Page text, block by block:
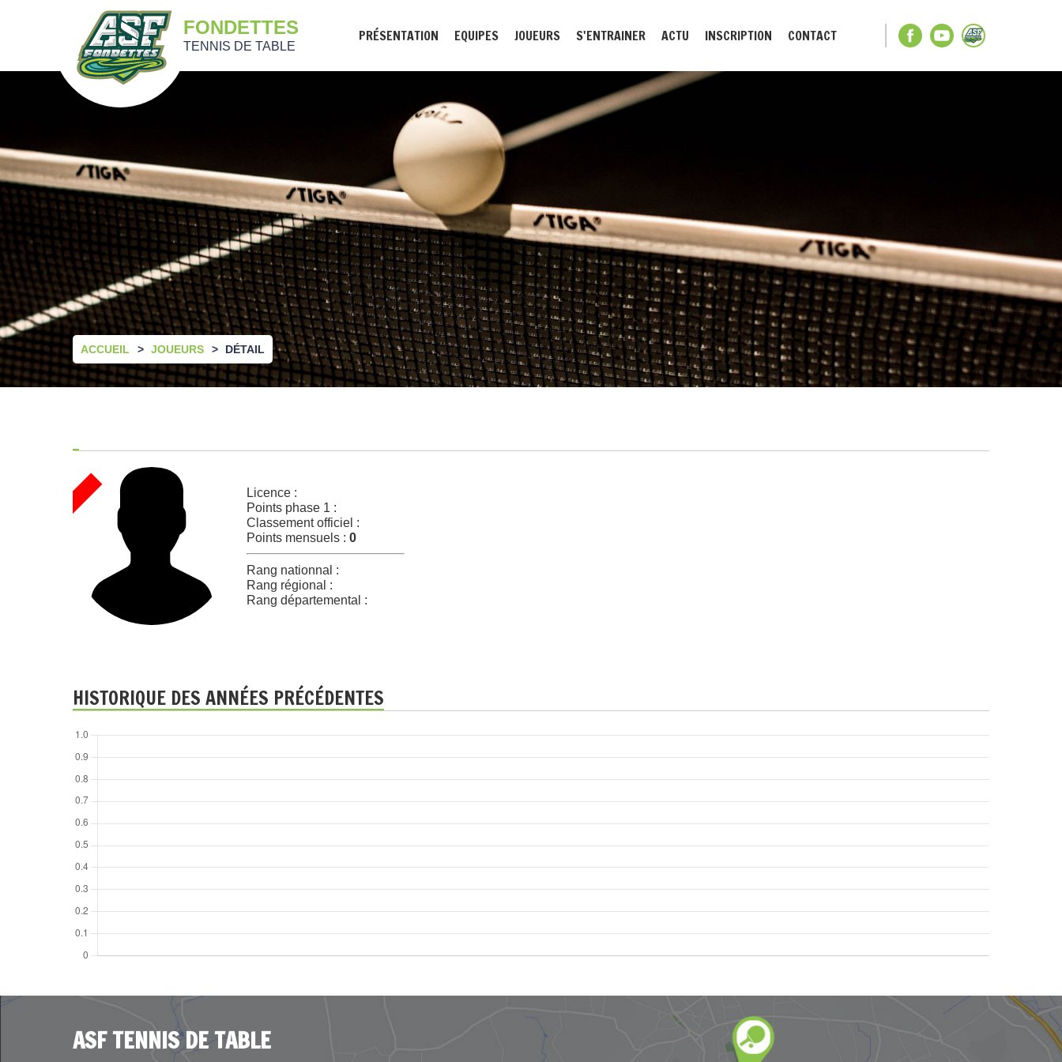
FONDETTES
TENNIS DE TABLE
PRÉSENTATION EQUIPES JOUEURS S'ENTRAINER ACTU INSCRIPTION CONTACT
ACCUEIL JOUEURS DÉTAIL
Licence :
Points phase 1 :
Classement officiel :
Points mensuels : 0
Rang nationnal :
Rang régional :
Rang départemental :
HISTORIQUE DES ANNÉES PRÉCÉDENTES
ASF TENNIS DE TABLE